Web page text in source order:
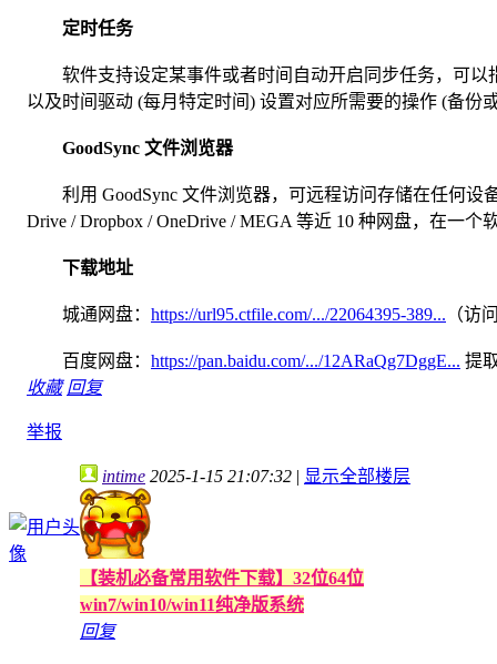
定时任务
软件支持设定某事件或者时间自动开启同步任务，可以
以及时间驱动 (每月特定时间) 设置对应所需要的操作 (备份
GoodSync 文件浏览器
利用 GoodSync 文件浏览器，可远程访问存储在任何设
Drive / Dropbox / OneDrive / MEGA 等近 10 种网盘，在一
下载地址
城通网盘： https://url95.ctfile.com/.../22064395-389... （访
百度网盘： https://pan.baidu.com/.../12ARaQg7DggE... 提
收藏 回复
举报
intime 2025-1-15 21:07:32 | 显示全部楼层
【装机必备常用软件下载】32位64位
win7/win10/win11纯净版系统
回复